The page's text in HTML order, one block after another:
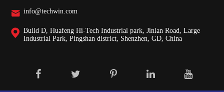
 info@techwin.com
 Build D, Huafeng Hi-Tech Industrial park, Jinlan Road, Large
Industrial Park, Pingshan district, Shenzhen, GD, China